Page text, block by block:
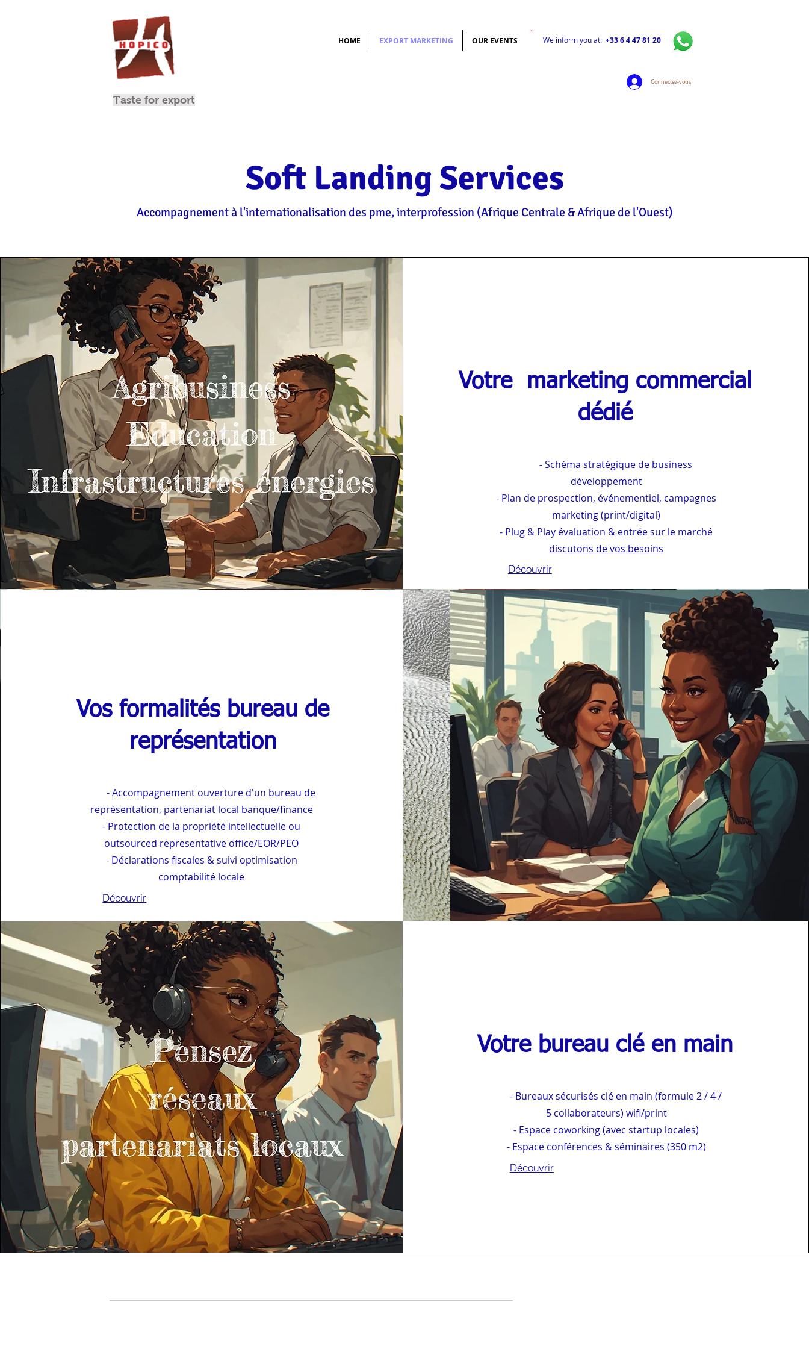
HOME EXPORT MARKETING OUR EVENTS
Taste for export
We inform you at: +33 6 4 47 81 20
Connectez-vous
Soft Landing Services
Accompagnement à l'internationalisation des pme, interprofession (Afrique Centrale & Afrique de l'Ouest)
Votre marketing commercial
dédié
- Schéma stratégique de business
développement
- Plan de prospection, événementiel, campagnes
marketing (print/digital)
- Plug & Play évaluation & entrée sur le marché
discutons de vos besoins
Découvrir
Vos formalités bureau de
représentation
- Accompagnement ouverture d'un bureau de
représentation, partenariat local banque/finance
- Protection de la propriété intellectuelle ou
outsourced representative office/EOR/PEO
- Déclarations fiscales & suivi optimisation
comptabilité locale
Découvrir
Votre bureau clé en main
- Bureaux sécurisés clé en main (formule 2 / 4 /
5 collaborateurs) wifi/print
- Espace coworking (avec startup locales)
- Espace conférences & séminaires (350 m2)
Découvrir